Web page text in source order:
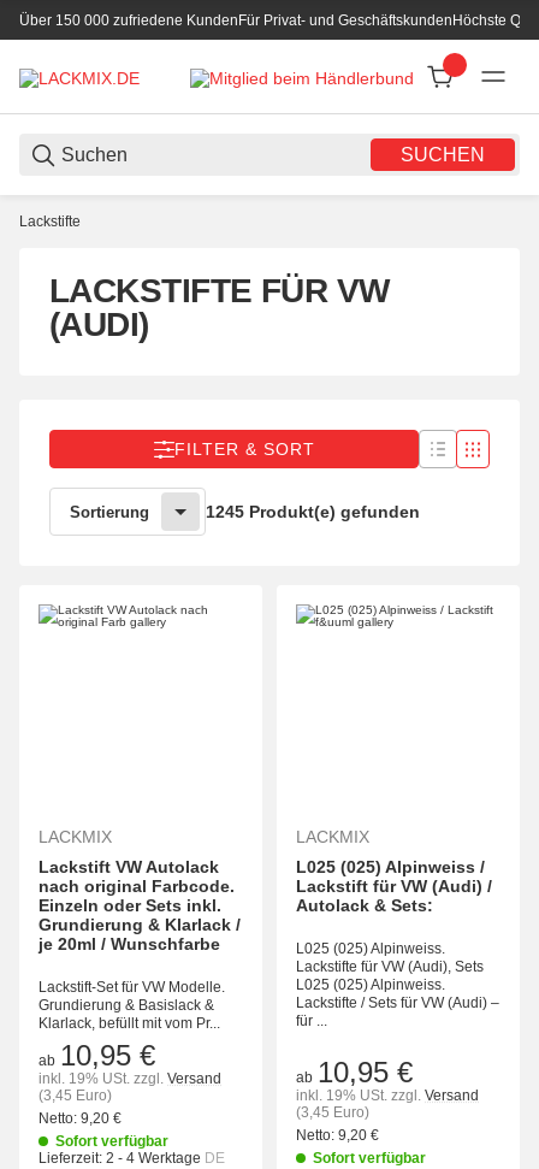
Über 150 000 zufriedene KundenFür Privat- und GeschäftskundenHöchste
SUCHEN
Lackstifte
LACKSTIFTE FÜR VW
(AUDI)
FILTER & SORT
Sortierung 1245 Produkt(e) gefunden
LACKMIX
Lackstift VW Autolack
nach original Farbcode.
Einzeln oder Sets inkl.
Grundierung & Klarlack /
je 20ml / Wunschfarbe
Lackstift-Set für VW Modelle.
Grundierung & Basislack &
Klarlack, befüllt mit vom Pr...
ab 10,95 €
inkl. 19% USt. zzgl. Versand
(3,45 Euro)
Netto: 9,20 €
Sofort verfügbar
Lieferzeit: 2 - 4 Werktage DE
LACKMIX
L025 (025) Alpinweiss /
Lackstift für VW (Audi) /
Autolack & Sets:
L025 (025) Alpinweiss.
Lackstifte für VW (Audi), Sets
L025 (025) Alpinweiss.
Lackstifte / Sets für VW (Audi) –
für ...
ab 10,95 €
inkl. 19% USt. zzgl. Versand
(3,45 Euro)
Netto: 9,20 €
Sofort verfügbar